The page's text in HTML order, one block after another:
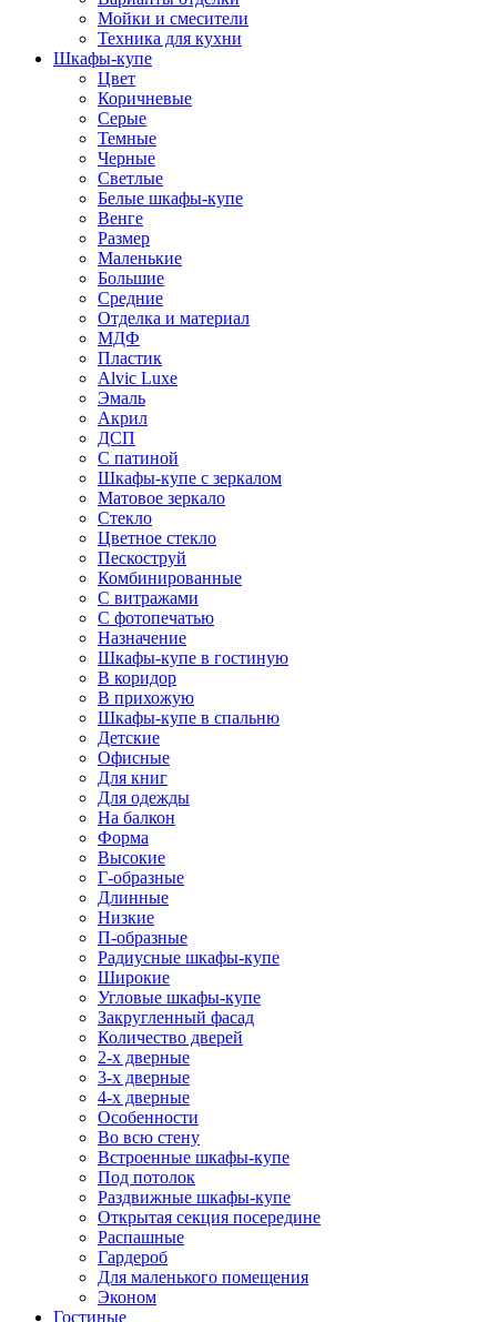
Мойки и смесители
Техника для кухни
Шкафы-купе
Цвет
Коричневые
Серые
Темные
Черные
Светлые
Белые шкафы-купе
Венге
Размер
Маленькие
Большие
Средние
Отделка и материал
МДФ
Пластик
Alvic Luxe
Эмаль
Акрил
ДСП
С патиной
Шкафы-купе с зеркалом
Матовое зеркало
Стекло
Цветное стекло
Пескоструй
Комбинированные
С витражами
С фотопечатью
Назначение
Шкафы-купе в гостиную
В коридор
В прихожую
Шкафы-купе в спальню
Детские
Офисные
Для книг
Для одежды
На балкон
Форма
Высокие
Г-образные
Длинные
Низкие
П-образные
Радиусные шкафы-купе
Широкие
Угловые шкафы-купе
Закругленный фасад
Количество дверей
2-х дверные
3-х дверные
4-х дверные
Особенности
Во всю стену
Встроенные шкафы-купе
Под потолок
Раздвижные шкафы-купе
Открытая секция посередине
Распашные
Гардероб
Для маленького помещения
Эконом
Гостиные